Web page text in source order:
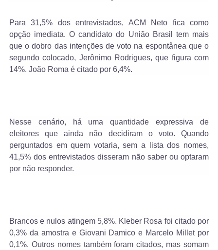
Para 31,5% dos entrevistados, ACM Neto fica como
opção imediata. O candidato do União Brasil tem mais
que o dobro das intenções de voto na espontânea que o
segundo colocado, Jerônimo Rodrigues, que figura com
14%. João Roma é citado por 6,4%.
Nesse cenário, há uma quantidade expressiva de
eleitores que ainda não decidiram o voto. Quando
perguntados em quem votaria, sem a lista dos nomes,
41,5% dos entrevistados disseram não saber ou optaram
por não responder.
Brancos e nulos atingem 5,8%. Kleber Rosa foi citado por
0,3% da amostra e Giovani Damico e Marcelo Millet por
0,1%. Outros nomes também foram citados, mas somam